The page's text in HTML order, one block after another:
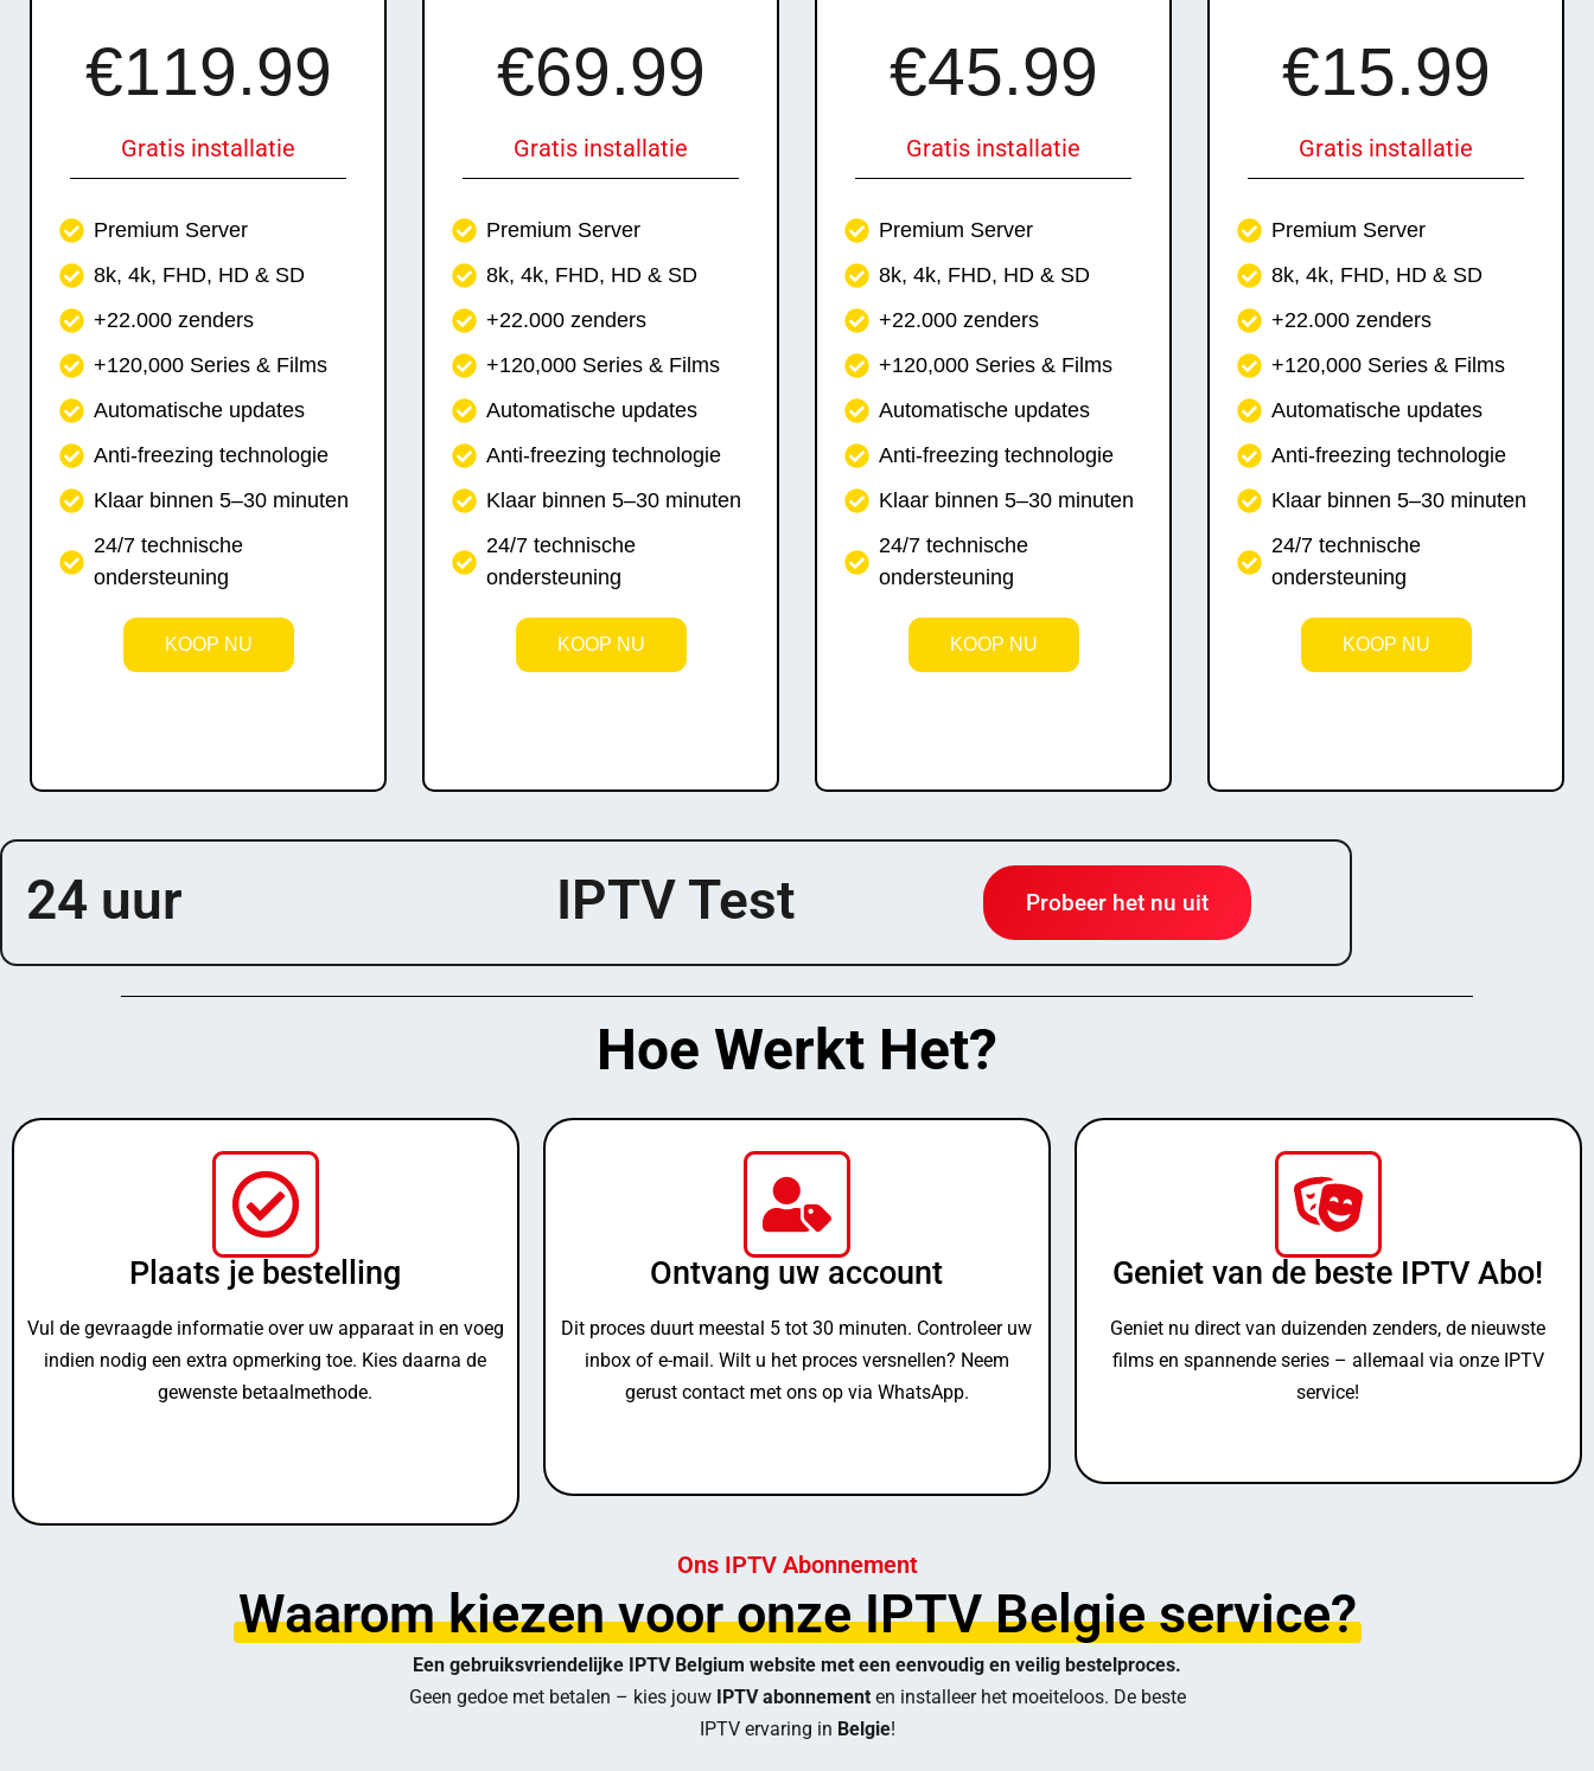
€119.99
Gratis installatie
Premium Server
8k, 4k, FHD, HD & SD
+22.000 zenders
+120,000 Series & Films
Automatische updates
Anti-freezing technologie
Klaar binnen 5–30 minuten
24/7 technische
ondersteuning
KOOP NU
€69.99
Gratis installatie
Premium Server
8k, 4k, FHD, HD & SD
+22.000 zenders
+120,000 Series & Films
Automatische updates
Anti-freezing technologie
Klaar binnen 5–30 minuten
24/7 technische
ondersteuning
KOOP NU
€45.99
Gratis installatie
Premium Server
8k, 4k, FHD, HD & SD
+22.000 zenders
+120,000 Series & Films
Automatische updates
Anti-freezing technologie
Klaar binnen 5–30 minuten
24/7 technische
ondersteuning
KOOP NU
€15.99
Gratis installatie
Premium Server
8k, 4k, FHD, HD & SD
+22.000 zenders
+120,000 Series & Films
Automatische updates
Anti-freezing technologie
Klaar binnen 5–30 minuten
24/7 technische
ondersteuning
KOOP NU
24 uur IPTV Test Probeer het nu uit
Hoe Werkt Het?
Plaats je bestelling
Vul de gevraagde informatie over uw apparaat in en voeg
indien nodig een extra opmerking toe. Kies daarna de
gewenste betaalmethode.
Ontvang uw account
Dit proces duurt meestal 5 tot 30 minuten. Controleer uw
inbox of e-mail. Wilt u het proces versnellen? Neem
gerust contact met ons op via WhatsApp.
Geniet van de beste IPTV Abo!
Geniet nu direct van duizenden zenders, de nieuwste
films en spannende series – allemaal via onze IPTV
service!
Ons IPTV Abonnement
Waarom kiezen voor onze IPTV Belgie service?
Een gebruiksvriendelijke IPTV Belgium website met een eenvoudig en veilig bestelproces.
Geen gedoe met betalen – kies jouw IPTV abonnementen installeer het moeiteloos. De beste
IPTV ervaring in Belgie!